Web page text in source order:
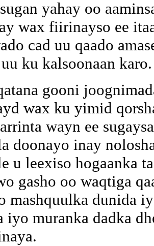
yahay oo
wax fiirinayso ee
cad uu qaado
ku kalsoonaan
gooni
wax ku yimid
wayn ee
doonayo inay
u leexiso hogaanka
gasho oo waqtiga
mashquulka dunida
iyo muranka dadka